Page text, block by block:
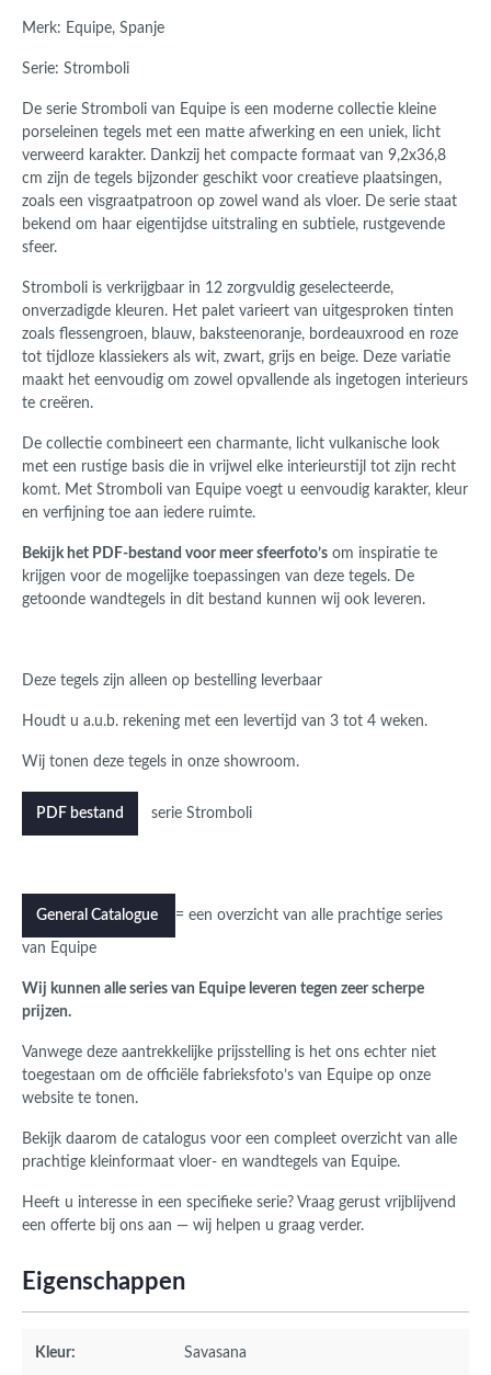
Merk: Equipe, Spanje
Serie: Stromboli
De serie Stromboli van Equipe is een moderne collectie kleine
porseleinen tegels met een matte afwerking en een uniek, licht
verweerd karakter. Dankzij het compacte formaat van 9,2x36,8
cm zijn de tegels bijzonder geschikt voor creatieve plaatsingen,
zoals een visgraatpatroon op zowel wand als vloer. De serie staat
bekend om haar eigentijdse uitstraling en subtiele, rustgevende
sfeer.
Stromboli is verkrijgbaar in 12 zorgvuldig geselecteerde,
onverzadigde kleuren. Het palet varieert van uitgesproken tinten
zoals flessengroen, blauw, baksteenoranje, bordeauxrood en roze
tot tijdloze klassiekers als wit, zwart, grijs en beige. Deze variatie
maakt het eenvoudig om zowel opvallende als ingetogen interieurs
te creëren.
De collectie combineert een charmante, licht vulkanische look
met een rustige basis die in vrijwel elke interieurstijl tot zijn recht
komt. Met Stromboli van Equipe voegt u eenvoudig karakter, kleur
en verfijning toe aan iedere ruimte.
Bekijk het PDF-bestand voor meer sfeerfoto’s om inspiratie te
krijgen voor de mogelijke toepassingen van deze tegels. De
getoonde wandtegels in dit bestand kunnen wij ook leveren.
Deze tegels zijn alleen op bestelling leverbaar
Houdt u a.u.b. rekening met een levertijd van 3 tot 4 weken.
Wij tonen deze tegels in onze showroom.
PDF bestand serie Stromboli
General Catalogue = een overzicht van alle prachtige series
van Equipe
Wij kunnen alle series van Equipe leveren tegen zeer scherpe
prijzen.
Vanwege deze aantrekkelijke prijsstelling is het ons echter niet
toegestaan om de officiële fabrieksfoto’s van Equipe op onze
website te tonen.
Bekijk daarom de catalogus voor een compleet overzicht van alle
prachtige kleinformaat vloer- en wandtegels van Equipe.
Heeft u interesse in een specifieke serie? Vraag gerust vrijblijvend
een offerte bij ons aan — wij helpen u graag verder.
Eigenschappen
Kleur: Savasana